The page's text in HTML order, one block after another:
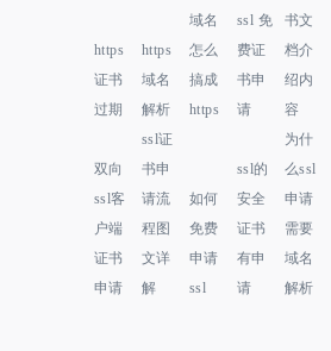
https
证书
过期
https
域名
解析
域名
怎么
搞成
https
ssl 免
费证
书申
请
书文
档介
绍内
容
双向
ssl客
户端
证书
申请
ssl证
书申
请流
程图
文详
解
如何
免费
申请
ssl
ssl的
安全
证书
有申
请
为什
么ssl
申请
需要
域名
解析